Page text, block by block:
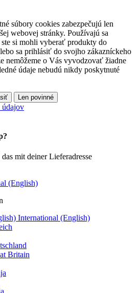
súbory cookies zabezpečujú len
webovej stránky. Používajú sa
si mohli vyberať produkty do
sa prihlásiť do svojho zákazníckeho
nemôžeme o Vás vyvodzovať žiadne
údaje nebudú nikdy poskytnuté
Len povinné
údajov
das mit deiner Lieferadresse
(English)
International (English)
Britain